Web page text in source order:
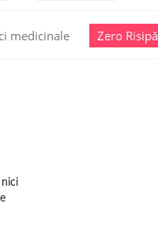
medicinale Zero Risipă